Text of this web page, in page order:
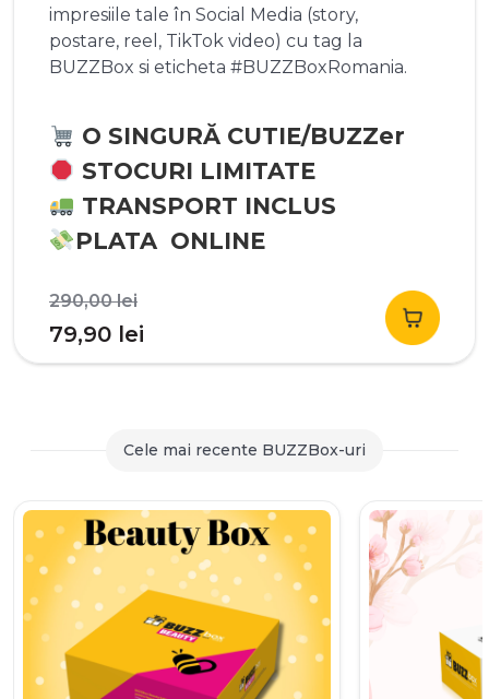
impresiile tale în Social Media (story,
postare, reel, TikTok video) cu tag la
BUZZBox si eticheta #BUZZBoxRomania.
O SINGURĂ CUTIE/BUZZer
STOCURI LIMITATE
TRANSPORT INCLUS
PLATA ONLINE
290,00leiPrețul
inițial
a
290,00 lei.
79,90 lei
curent
79,90 lei.
Cele mai recente BUZZBox-uri